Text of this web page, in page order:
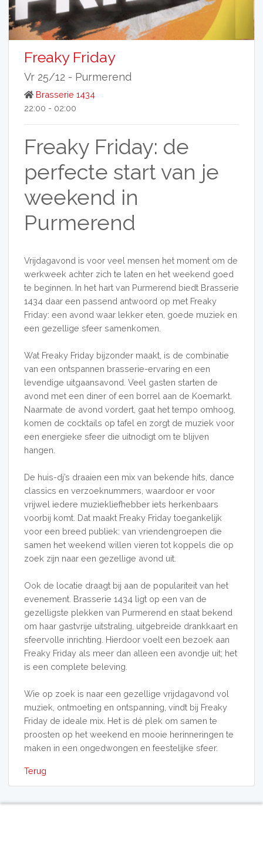
Freaky Friday
Vr 25/12 - Purmerend
Brasserie 1434
22:00 - 02:00
Freaky Friday: de
perfecte start van je
weekend in
Purmerend
Vrijdagavond is voor veel mensen het moment om de
werkweek achter zich te laten en het weekend goed
te beginnen. In het hart van Purmerend biedt Brasserie
1434 daar een passend antwoord op met Freaky
Friday: een avond waar lekker eten, goede muziek en
een gezellige sfeer samenkomen.
Wat Freaky Friday bijzonder maakt, is de combinatie
van een ontspannen brasserie-ervaring en een
levendige uitgaansavond. Veel gasten starten de
avond met een diner of een borrel aan de Koemarkt.
Naarmate de avond vordert, gaat het tempo omhoog,
komen de cocktails op tafel en zorgt de muziek voor
een energieke sfeer die uitnodigt om te blijven
hangen.
De huis-dj’s draaien een mix van bekende hits, dance
classics en verzoeknummers, waardoor er voor
vrijwel iedere muziekliefhebber iets herkenbaars
voorbij komt. Dat maakt Freaky Friday toegankelijk
voor een breed publiek: van vriendengroepen die
samen het weekend willen vieren tot koppels die op
zoek zijn naar een gezellige avond uit.
Ook de locatie draagt bij aan de populariteit van het
evenement. Brasserie 1434 ligt op een van de
gezelligste plekken van Purmerend en staat bekend
om haar gastvrije uitstraling, uitgebreide drankkaart en
sfeervolle inrichting. Hierdoor voelt een bezoek aan
Freaky Friday als meer dan alleen een avondje uit; het
is een complete beleving.
Wie op zoek is naar een gezellige vrijdagavond vol
muziek, ontmoeting en ontspanning, vindt bij Freaky
Friday de ideale mix. Het is dé plek om samen te
proosten op het weekend en mooie herinneringen te
maken in een ongedwongen en feestelijke sfeer.
Terug